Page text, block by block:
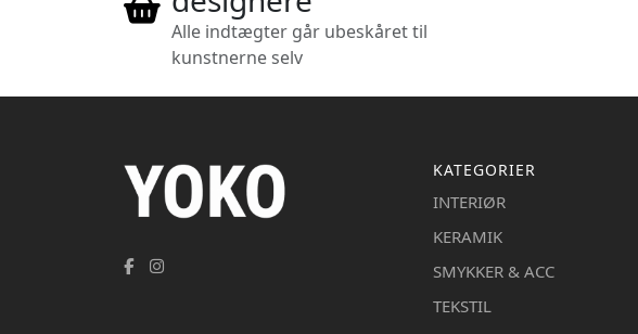
Alle indtægter går ubeskåret til
kunstnerne selv
KATEGORIER
INTERIØR
KERAMIK
SMYKKER & ACC
TEKSTIL